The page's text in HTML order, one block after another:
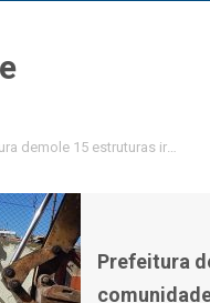
demole 15 estruturas
Prefeitura